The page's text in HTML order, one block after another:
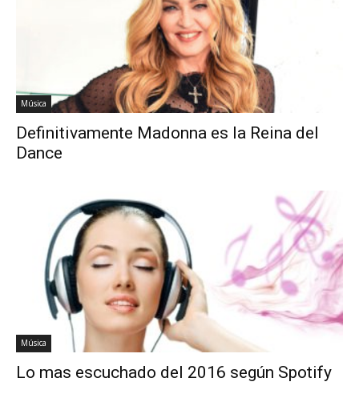
Música
Definitivamente Madonna es la Reina del
Dance
Música
Lo mas escuchado del 2016 según Spotify